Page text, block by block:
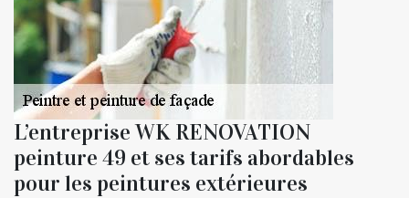
L’entreprise WK RENOVATION
peinture 49 et ses tarifs abordables
pour les peintures extérieures